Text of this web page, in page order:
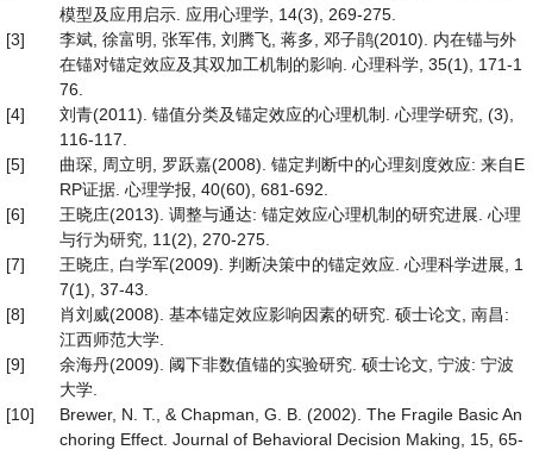
模型及应用启示. 应用心理学, 14(3), 269-275.
[3]
李斌, 徐富明, 张军伟, 刘腾飞, 蒋多, 邓子鹃(2010). 内在锚与外
在锚对锚定效应及其双加工机制的影响. 心理科学, 35(1), 171-1
76.
[4]
刘青(2011). 锚值分类及锚定效应的心理机制. 心理学研究, (3),
116-117.
[5]
曲琛, 周立明, 罗跃嘉(2008). 锚定判断中的心理刻度效应: 来自E
RP证据. 心理学报, 40(60), 681-692.
[6]
王晓庄(2013). 调整与通达: 锚定效应心理机制的研究进展. 心理
与行为研究, 11(2), 270-275.
[7]
王晓庄, 白学军(2009). 判断决策中的锚定效应. 心理科学进展, 1
7(1), 37-43.
[8]
肖刘威(2008). 基本锚定效应影响因素的研究. 硕士论文, 南昌:
江西师范大学.
[9]
余海丹(2009). 阈下非数值锚的实验研究. 硕士论文, 宁波: 宁波
大学.
[10]
Brewer, N. T., & Chapman, G. B. (2002). The Fragile Basic An
choring Effect. Journal of Behavioral Decision Making, 15, 65-